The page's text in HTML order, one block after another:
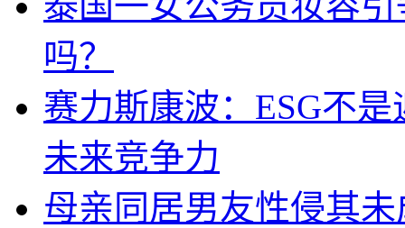
吗？
赛力斯康波：ESG不
未来竞争力
母亲同居男友性侵其